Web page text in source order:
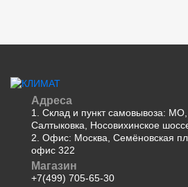
Адреса
1. Склад и пункт самовывоза:
Салтыковка, Носовихинское
2. Офис: Москва, Семёновская
офис 322
Магазин
+7(499) 705-65-30